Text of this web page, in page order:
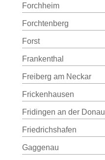
Forchheim
Forchtenberg
Forst
Frankenthal
Freiberg am Neckar
Frickenhausen
Fridingen an der Donau
Friedrichshafen
Gaggenau